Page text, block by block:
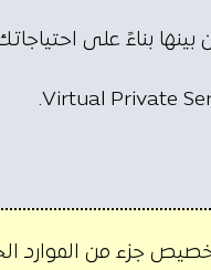
بناءً على
جزء من الموارد